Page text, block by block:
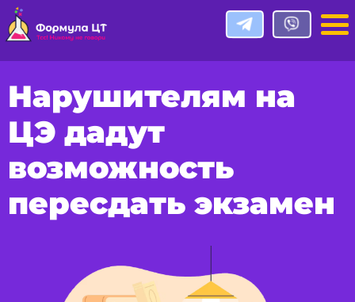
Нарушителям на
ЦЭ дадут
возможность
пересдать экзамен